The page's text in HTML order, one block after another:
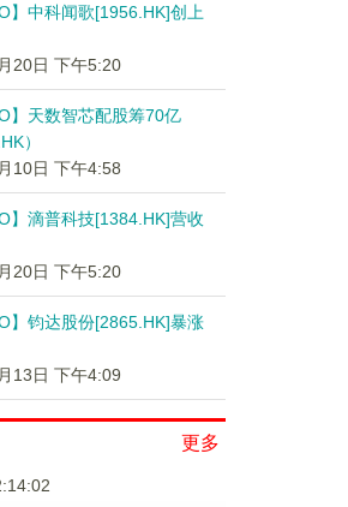
】中科闻歌[1956.HK]创上
20日 下午5:20
】天数智芯配股筹70亿
）
10日 下午4:58
】滴普科技[1384.HK]营收
20日 下午5:20
】钧达股份[2865.HK]暴涨
13日 下午4:09
更多